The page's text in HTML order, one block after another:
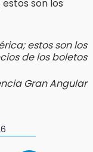
estos son los
de los boletos
Gran Angular